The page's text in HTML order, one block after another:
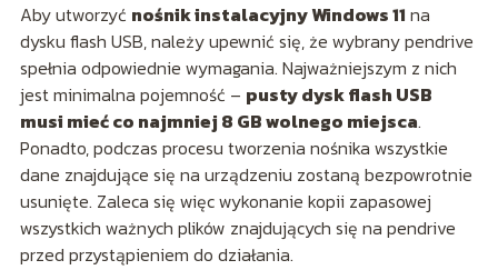
Aby utworzyć nośnik instalacyjny Windows 11 na
dysku flash USB, należy upewnić się, że wybrany pendrive
spełnia odpowiednie wymagania. Najważniejszym z nich
jest minimalna pojemność – pusty dysk flash USB
musi mieć co najmniej 8 GB wolnego miejsca.
Ponadto, podczas procesu tworzenia nośnika wszystkie
dane znajdujące się na urządzeniu zostaną bezpowrotnie
usunięte. Zaleca się więc wykonanie kopii zapasowej
wszystkich ważnych plików znajdujących się na pendrive
przed przystąpieniem do działania.